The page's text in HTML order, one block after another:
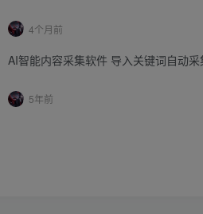
4个月前
AI智能内容采集软件 导入关键词自动
5年前